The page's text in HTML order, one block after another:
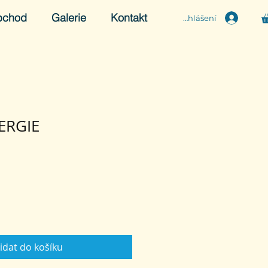
Galerie Kontakt Přihlášení
do košíku